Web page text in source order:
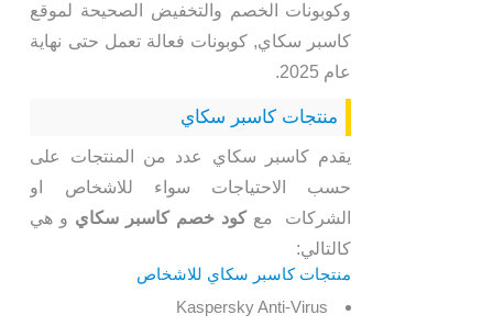
وكوبونات الخصم والتخفيض الصحيحة لموقع
كاسبر سكاي, كوبونات فعالة تعمل حتى نهاية
عام 2025.
منتجات كاسبر سكاي
يقدم كاسبر سكاي عدد من المنتجات على
حسب الاحتياجات سواء للاشخاص او
الشركات معكود خصم كاسبر سكاي و هي
كالتالي:
منتجات كاسبر سكاي للاشخاص
Kaspersky Anti-Virus